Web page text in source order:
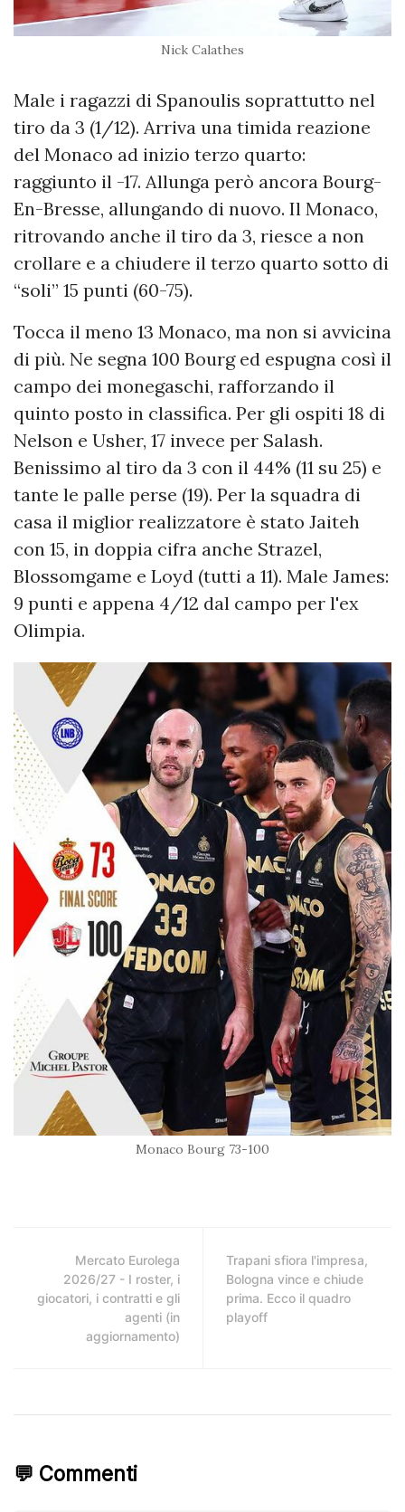
Nick Calathes
Male i ragazzi di Spanoulis soprattutto nel
tiro da 3 (1/12). Arriva una timida reazione
del Monaco ad inizio terzo quarto:
raggiunto il -17. Allunga però ancora Bourg-
En-Bresse, allungando di nuovo. Il Monaco,
ritrovando anche il tiro da 3, riesce a non
crollare e a chiudere il terzo quarto sotto di
“soli” 15 punti (60-75).
Tocca il meno 13 Monaco, ma non si avvicina
di più. Ne segna 100 Bourg ed espugna così il
campo dei monegaschi, rafforzando il
quinto posto in classifica. Per gli ospiti 18 di
Nelson e Usher, 17 invece per Salash.
Benissimo al tiro da 3 con il 44% (11 su 25) e
tante le palle perse (19). Per la squadra di
casa il miglior realizzatore è stato Jaiteh
con 15, in doppia cifra anche Strazel,
Blossomgame e Loyd (tutti a 11). Male James:
9 punti e appena 4/12 dal campo per l'ex
Olimpia.
Monaco Bourg 73-100
Mercato Eurolega
2026/27 - I roster, i
giocatori, i contratti e gli
agenti (in
aggiornamento)
Trapani sfiora l'impresa,
Bologna vince e chiude
prima. Ecco il quadro
playoff
💬 Commenti